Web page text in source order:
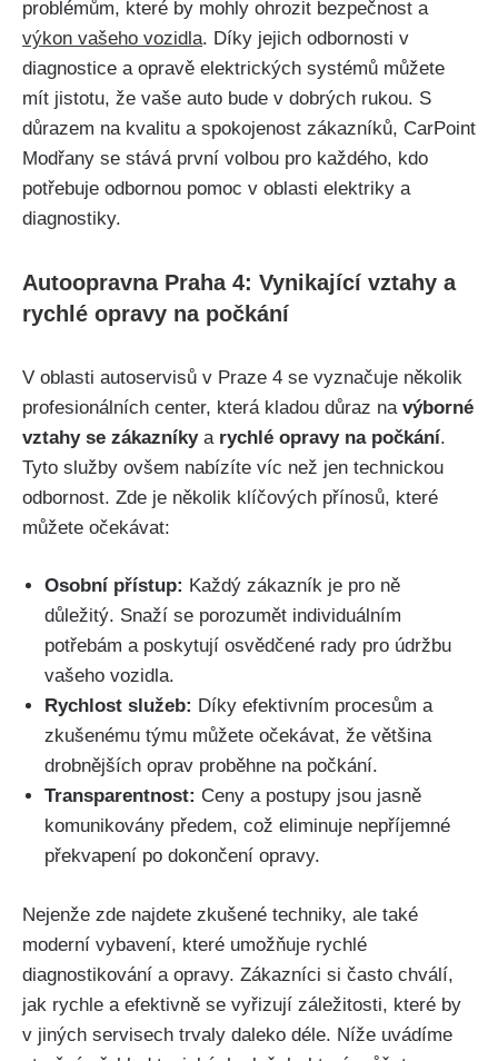
problémům, které by mohly ohrozit bezpečnost a
výkon vašeho vozidla. Díky jejich odbornosti v
diagnostice a ⁣opravě elektrických systémů⁢ můžete
mít jistotu, že​ vaše ‌auto bude v dobrých rukou. S
důrazem na kvalitu a spokojenost zákazníků,‍ CarPoint
Modřany se stává první volbou pro každého, kdo
potřebuje odbornou pomoc v oblasti elektriky a
diagnostiky.
Autoopravna Praha 4: Vynikající‍ vztahy a
rychlé opravy na počkání
V oblasti autoservisů⁤ v Praze 4 se vyznačuje několik
profesionálních center, ⁣která kladou ⁤důraz na výborné
vztahy se zákazníkya rychlé opravy na počkání.
Tyto ​služby ovšem nabízíte víc než jen technickou
odbornost. Zde je ⁤několik klíčových přínosů, které‍
můžete očekávat:
Osobní‌ přístup: Každý zákazník je ⁢pro ně
důležitý. Snaží se⁤ porozumět ​individuálním
potřebám a poskytují osvědčené rady pro údržbu
vašeho vozidla.
Rychlost služeb: Díky efektivním procesům a
zkušenému ​týmu můžete očekávat, že většina
drobnějších oprav proběhne na počkání.
Transparentnost: Ceny a postupy jsou jasně
komunikovány předem, což eliminuje ‍nepříjemné
překvapení po dokončení opravy.
Nejenže zde najdete zkušené techniky, ale také
moderní vybavení, které umožňuje rychlé
‌diagnostikování a opravy. Zákazníci si často chválí,
jak rychle a ⁤efektivně se ⁢vyřizují záležitosti, které by
v jiných servisech trvaly daleko déle. Níže uvádíme